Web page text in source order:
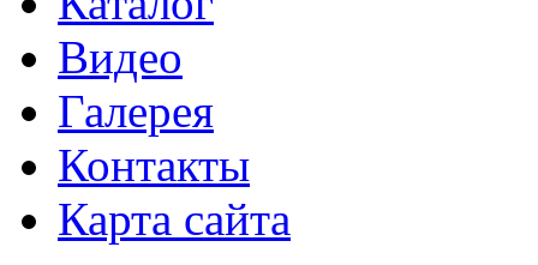
Видео
Галерея
Контакты
Карта сайта